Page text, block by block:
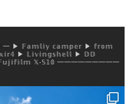
━ ▶︎ 𝔽𝕒𝕞𝕝𝕚𝕪 𝕔𝕒𝕞𝕡𝕖𝕣 ▶︎ 𝕗𝕣𝕠𝕞
▶︎ 𝕃𝕚𝕧𝕚𝕟𝕘𝕤𝕙𝕖𝕝𝕝
▶︎ 𝔻𝔻
𝕏-𝕊𝟙𝟘 ━━━━━━━━━